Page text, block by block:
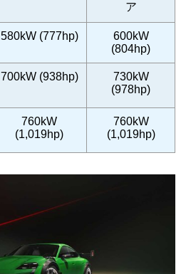
ア
580kW (777hp)
600kW
(804hp)
700kW (938hp)
730kW
(978hp)
760kW
(1,019hp)
760kW
(1,019hp)